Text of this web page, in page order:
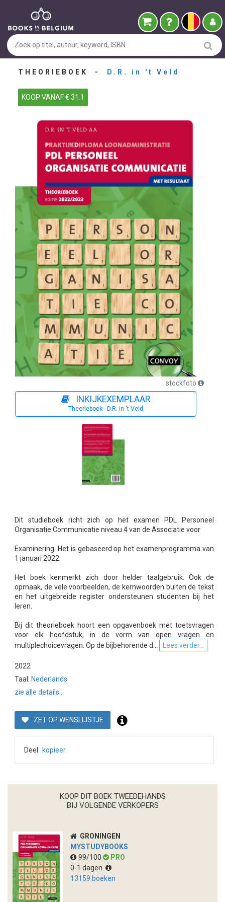
THEORIEBOEK - D.R. in 't Veld
KOOP VANAF € 31.1
stockfoto
INKIJKEXEMPLAAR
Theorieboek - D.R. in 't Veld
Dit studieboek richt zich op het examen PDL Personeel
Organisatie Communicatie niveau 4 van de Associatie voor
Examinering. Het is gebaseerd op het examenprogramma van
1 januari 2022.
Het boek kenmerkt zich door helder taalgebruik. Ook de
opmaak, de vele voorbeelden, de kernwoorden buiten de tekst
en het uitgebreide register ondersteunen studenten bij het
leren.
Bij dit theorieboek hoort een opgavenboek met toetsvragen
voor elk hoofdstuk, in de vorm van open vragen en
multiplechoicevragen. Op de bijbehorende d...
Lees verder...
2022
Taal: Nederlands
zie alle details...
ZET OP WENSLIJSTJE
Deel: kopieer
KOOP DIT BOEK TWEEDEHANDS
BIJ VOLGENDE VERKOPERS
GRONINGEN
MYSTUDYBOOKS
99/100
PRO
0-1 dagen
13159 boeken